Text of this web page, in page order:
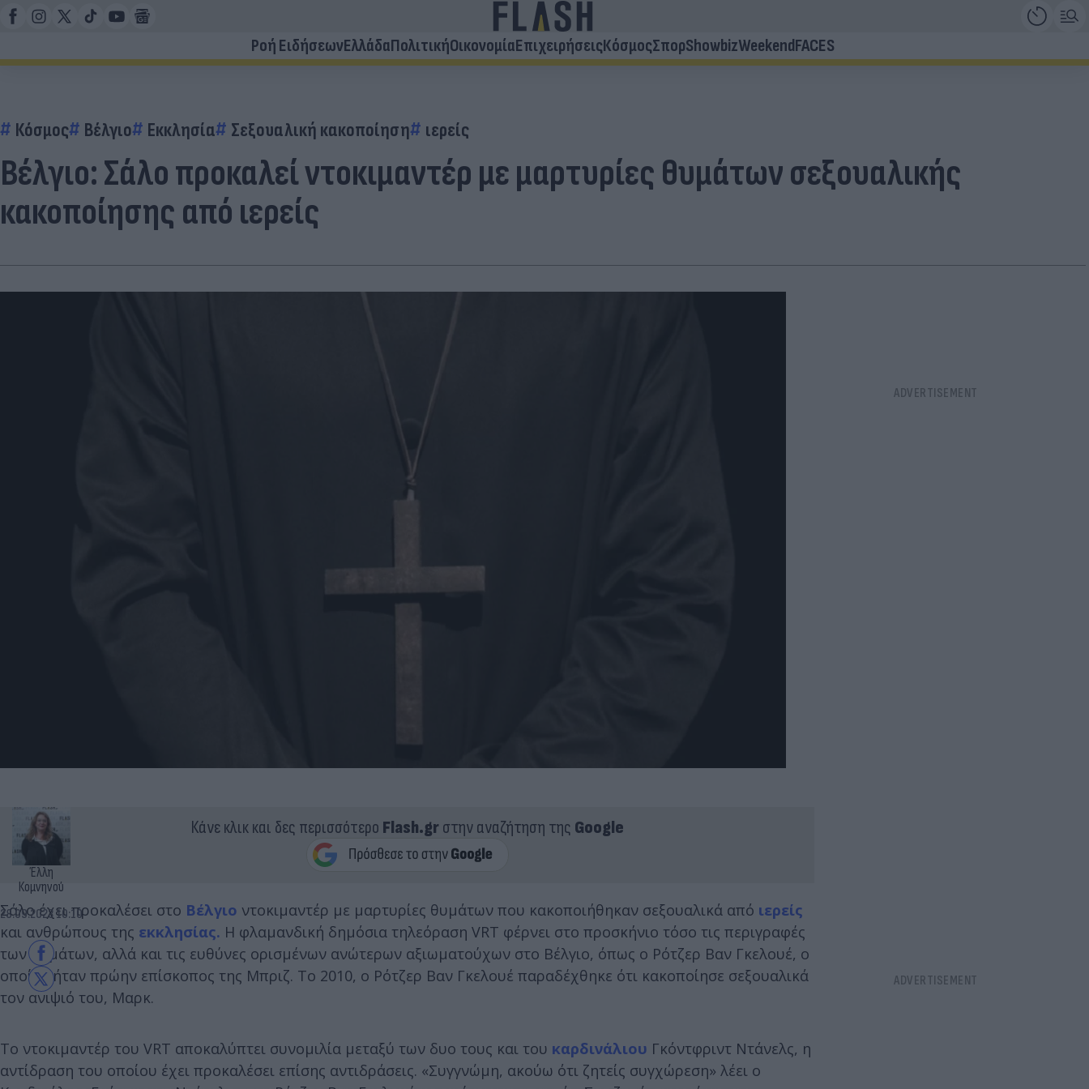
Ροή ΕιδήσεωνΕλλάδαΠολιτικήΟικονομίαΕπιχειρήσειςΚόσμοςΣπορShowbizWeekendFACES
Κόσμος Βέλγιο Εκκλησία Σεξουαλική κακοποίηση ιερείς
Βέλγιο: Σάλο προκαλεί ντοκιμαντέρ με μαρτυρίες θυμάτων σεξουαλικής
κακοποίησης από ιερείς
Έλλη
Κομνηνού
28.09.2023 10:10
Κάνε κλικ και δες περισσότερο Flash.grστην αναζήτηση της Google
Σάλο έχει προκαλέσει στο Βέλγιο ντοκιμαντέρ με μαρτυρίες θυμάτων που κακοποιήθηκαν σεξουαλικά από ιερείς
και ανθρώπους της εκκλησίας. Η φλαμανδική δημόσια τηλεόραση VRT φέρνει στο προσκήνιο τόσο τις περιγραφές
των θυμάτων, αλλά και τις ευθύνες ορισμένων ανώτερων αξιωματούχων στο Βέλγιο, όπως ο Ρότζερ Βαν Γκελουέ, ο
οποίος ήταν πρώην επίσκοπος της Μπριζ. Το 2010, ο Ρότζερ Βαν Γκελουέ παραδέχθηκε ότι κακοποίησε σεξουαλικά
τον ανιψιό του, Μαρκ.
Το ντοκιμαντέρ του VRT αποκαλύπτει συνομιλία μεταξύ των δυο τους και του καρδινάλιου Γκόντφριντ Ντάνελς, η
αντίδραση του οποίου έχει προκαλέσει επίσης αντιδράσεις. «Συγγνώμη, ακούω ότι ζητείς συγχώρεση» λέει ο